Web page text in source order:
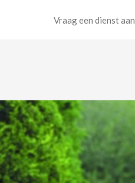
Vraag een dienst aan